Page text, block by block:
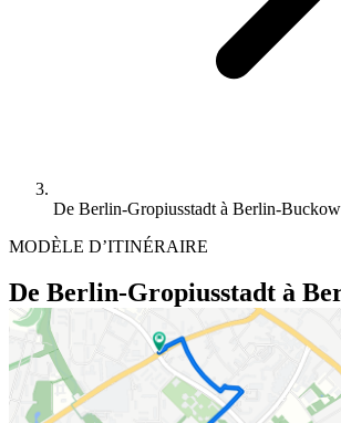
De Berlin-Gropiusstadt à Berlin-Buckow
MODÈLE D’ITINÉRAIRE
De Berlin-Gropiusstadt à